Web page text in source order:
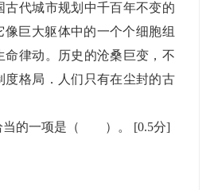
古代城市规划中千百年不变的
像巨大躯体中的一个个细胞组
命律动。历史的沧桑巨变，不
度格局．人们只有在尘封的古
当的一项是（ ）。 [0.5分]